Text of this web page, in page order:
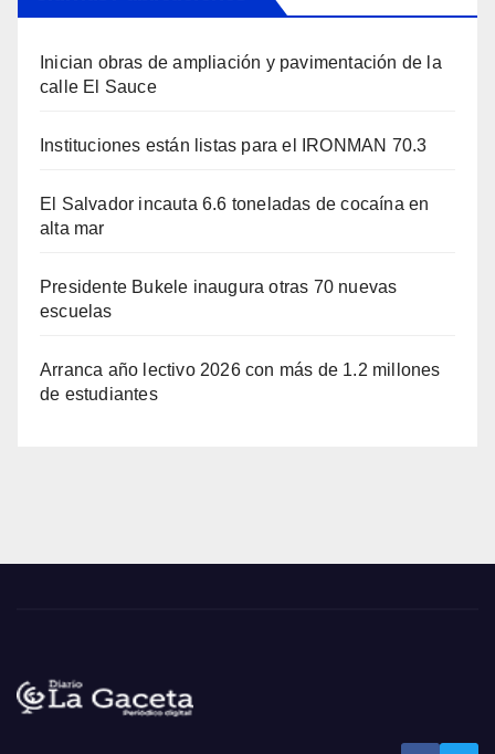
Inician obras de ampliación y pavimentación de la
calle El Sauce
Instituciones están listas para el IRONMAN 70.3
El Salvador incauta 6.6 toneladas de cocaína en
alta mar
Presidente Bukele inaugura otras 70 nuevas
escuelas
Arranca año lectivo 2026 con más de 1.2 millones
de estudiantes